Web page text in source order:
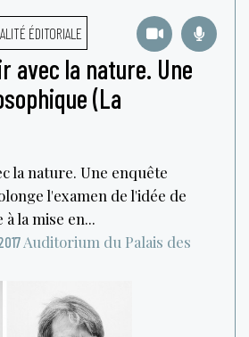
ÉDITORIALE
avec la nature. Une
(La
la nature. Une enquête
l'examen de l'idée de
la mise en...
Auditorium du Palais des